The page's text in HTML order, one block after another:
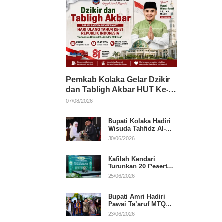
Pemkab Kolaka Gelar Dzikir
dan Tabligh Akbar HUT Ke-
81 RI, Hadirkan Dai Nasional
07/08/2026
Bupati Kolaka Hadiri
Wisuda Tahfidz Al-
Qur’an, Komitmen
30/06/2026
Kafilah Kendari
Turunkan 20 Peserta
pada Hari Pertama
25/06/2026
Bupati Amri Hadiri
Pawai Ta’aruf MTQ
XXXI Sultra, Beri
23/06/2026